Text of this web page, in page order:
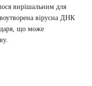
вирішальним для
вірусна ДНК
що може